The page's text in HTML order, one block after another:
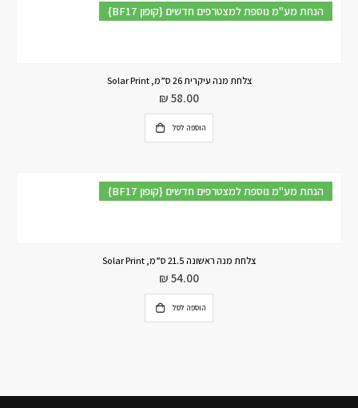
{BF17 קופון} הנחת מע"מ נוספת למצטרפים חדשים
צלחת מנה עיקרית 26 ס”מ, Solar Print
₪ 58.00
הוספה לסל
{BF17 קופון} הנחת מע"מ נוספת למצטרפים חדשים
צלחת מנה ראשונה 21.5 ס”מ, Solar Print
₪ 54.00
הוספה לסל